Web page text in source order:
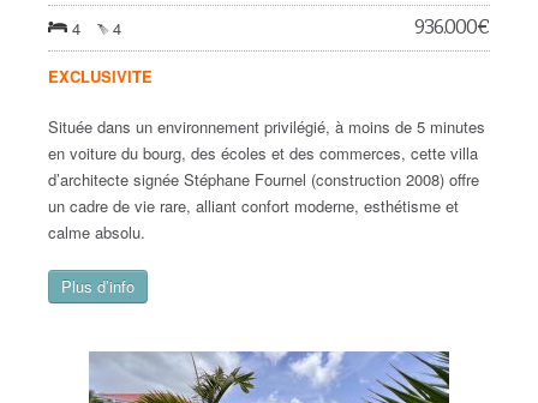
4 4 936.000€
EXCLUSIVITE
Située dans un environnement privilégié, à moins de 5 minutes
en voiture du bourg, des écoles et des commerces, cette villa
d’architecte signée Stéphane Fournel (construction 2008) offre
un cadre de vie rare, alliant confort moderne, esthétisme et
calme absolu.
Plus d’info